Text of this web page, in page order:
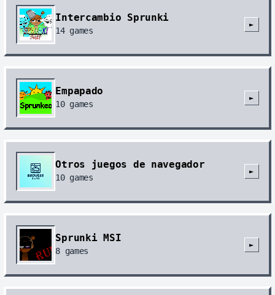
Intercambio Sprunki
14games
►
Empapado
10games
►
Otros juegos de navegador
10games
►
Sprunki MSI
8 games
►